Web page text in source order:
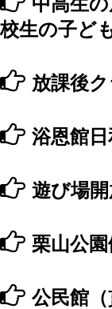
校⽣の⼦ど
放課後
浴恩館日
遊び場開
栗山公
公民館（